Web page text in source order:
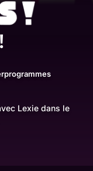
Lexie dans le